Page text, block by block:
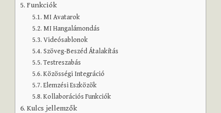
Funkciók
MI Avatarok
MI Hangalámondás
Videósablonok
Szöveg-Beszéd Átalakítás
Testreszabás
Közösségi Integráció
Elemzési Eszközök
Kollaborációs Funkciók
Kulcs jellemzők